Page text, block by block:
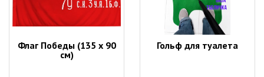
Флаг Победы (135 х 90
см)
Гольф для туалета